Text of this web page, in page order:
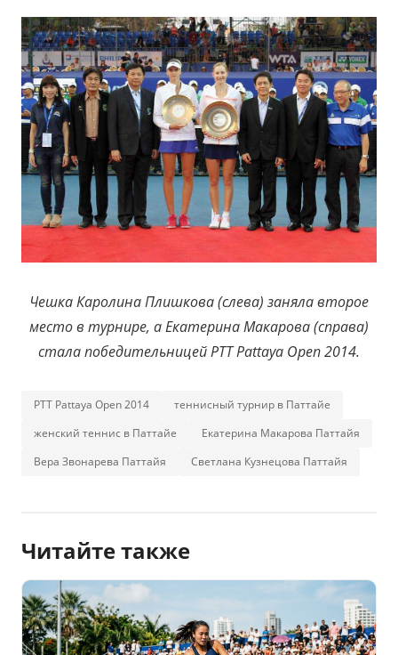
Чешка Каролина Плишкова (слева) заняла второе
место в турнире, а Екатерина Макарова (справа)
стала победительницей PTT Pattaya Open 2014.
PTT Pattaya Open 2014
теннисный турнир в Паттайе
женский теннис в Паттайе
Екатерина Макарова Паттайя
Вера Звонарева Паттайя
Светлана Кузнецова Паттайя
Читайте также